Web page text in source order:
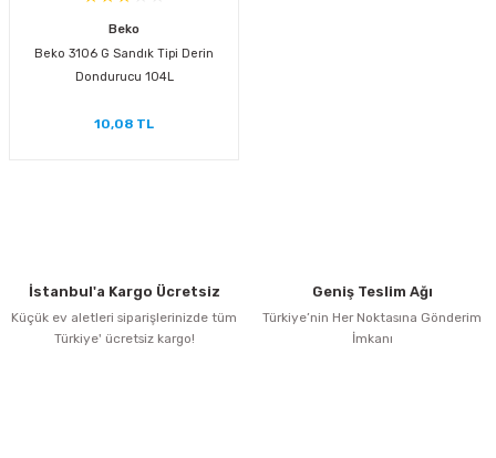
Beko
Beko 3106 G Sandık Tipi Derin
Dondurucu 104L
10,08 TL
İstanbul'a Kargo Ücretsiz
Küçük ev aletleri siparişlerinizde tüm
Türkiye' ücretsiz kargo!
Geniş Teslim Ağı
Türkiye’nin Her Noktasına Gönderim
İmkanı